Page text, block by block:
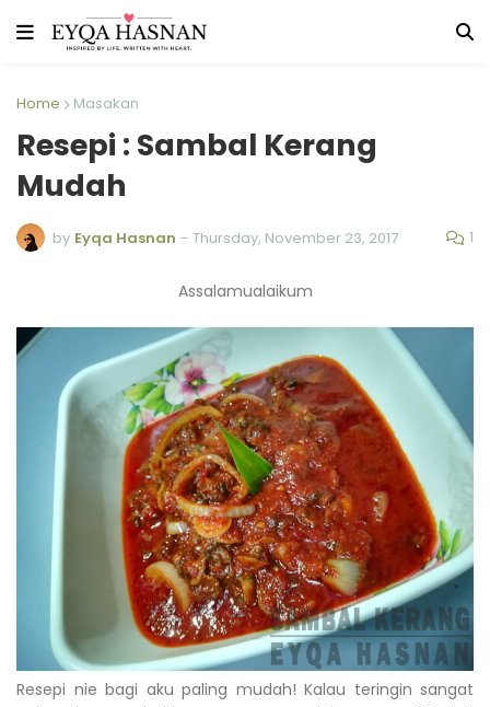
Home Masakan
Resepi : Sambal Kerang
Mudah
by Eyqa Hasnan - Thursday, November 23, 2017 1
Assalamualaikum
Resepi nie bagi aku paling mudah! Kalau teringin sangat